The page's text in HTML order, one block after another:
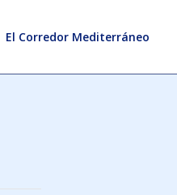
El Corredor Mediterráneo